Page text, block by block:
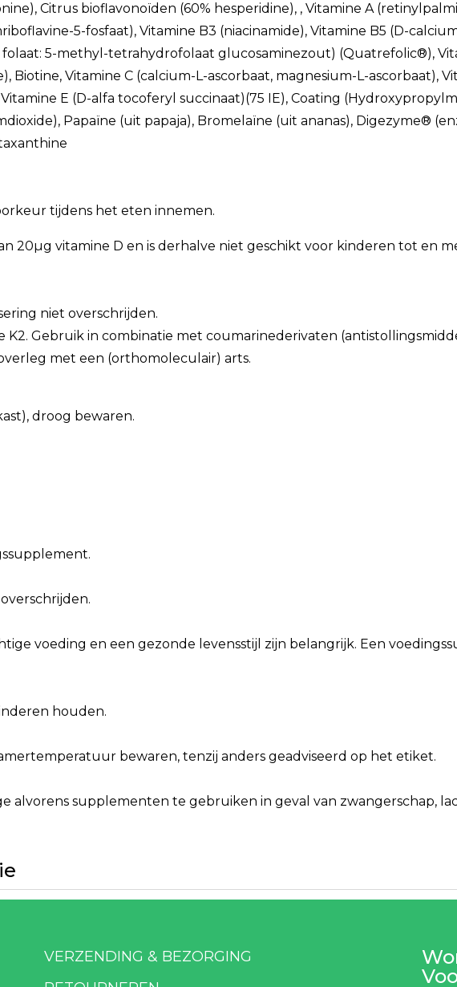
Citrus bioflavonoïden (60% hesperidine), , Vitamine A
5-fosfaat), Vitamine B3 (niacinamide), Vitamine B5 (D-
5-methyl-tetrahydrofolaat glucosaminezout) (Quatrefolic®),
Biotine, Vitamine C (calcium-L-ascorbaat, magnesium-L-ascorbaat),
E (D-alfa tocoferyl succinaat)(75 IE), Coating
Papaïne (uit papaja), Bromelaïne (uit ananas), Digezyme®
tijdens het eten innemen.
20µg vitamine D en is derhalve niet geschikt voor kinderen tot en
niet overschrijden.
Gebruik in combinatie met coumarinederivaten
met een (orthomoleculair) arts.
droog bewaren.
voeding en een gezonde levensstijl zijn belangrijk. Een
houden.
bewaren, tenzij anders geadviseerd op het etiket.
alvorens supplementen te gebruiken in geval van zwangerschap,
VERZENDING & BEZORGING